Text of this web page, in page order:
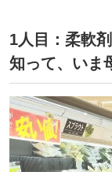
1人目：柔軟
知って、いま